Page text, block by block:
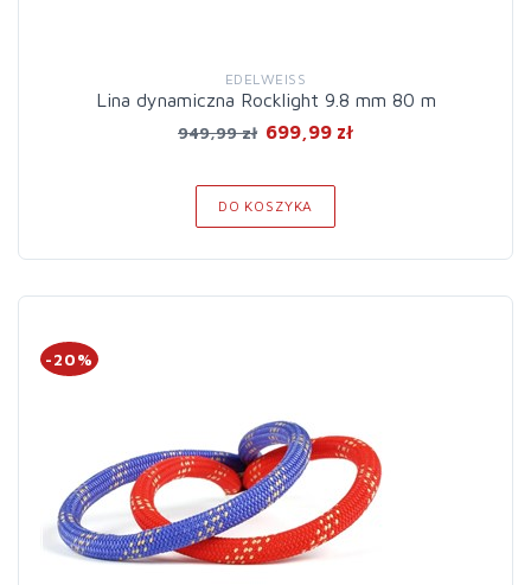
EDELWEISS
Lina dynamiczna Rocklight 9.8 mm 80 m
949,99 zł 699,99 zł
DO KOSZYKA
-20%